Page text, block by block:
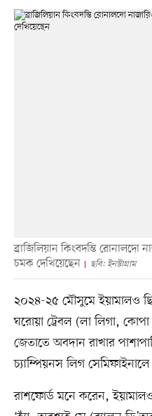
ব্রাজিলিয়ান কিংবদন্তি রোনালদো
চমক দেখিয়েছেন
ছবি: ইনস্টাগ্রাম
২০২৪-২৫ মৌসুমে ইয়ামালও
ঘরোয়া ট্রেবল (লা লিগা,
জেতাতে অবদান রাখার
চ্যাম্পিয়নস লিগ
রাশফোর্ড মনে করেন,